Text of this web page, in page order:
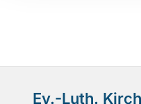
Ev.-Luth.